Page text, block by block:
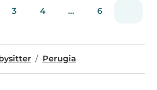
3 4 ... 6
Perugia